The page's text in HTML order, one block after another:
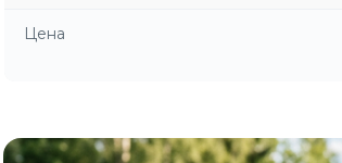
Цена